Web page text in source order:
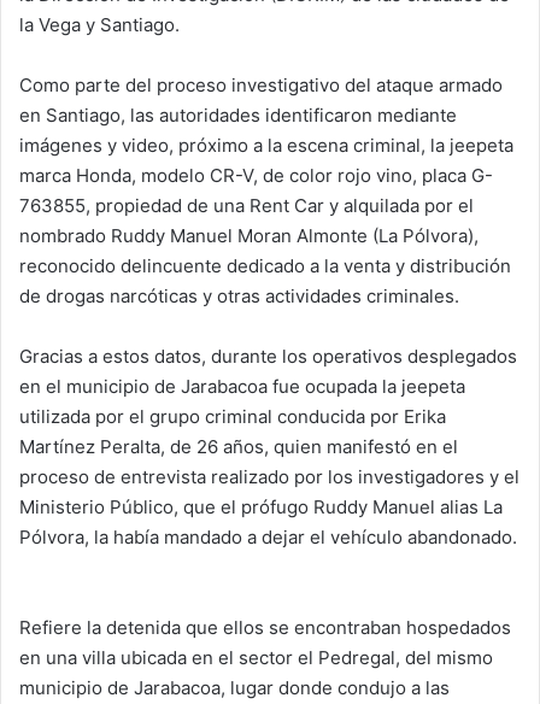
la Vega y Santiago.
Como parte del proceso investigativo del ataque armado
en Santiago, las autoridades identificaron mediante
imágenes y video, próximo a la escena criminal, la jeepeta
marca Honda, modelo CR-V, de color rojo vino, placa G-
763855, propiedad de una Rent Car y alquilada por el
nombrado Ruddy Manuel Moran Almonte (La Pólvora),
reconocido delincuente dedicado a la venta y distribución
de drogas narcóticas y otras actividades criminales.
Gracias a estos datos, durante los operativos desplegados
en el municipio de Jarabacoa fue ocupada la jeepeta
utilizada por el grupo criminal conducida por Erika
Martínez Peralta, de 26 años, quien manifestó en el
proceso de entrevista realizado por los investigadores y el
Ministerio Público, que el prófugo Ruddy Manuel alias La
Pólvora, la había mandado a dejar el vehículo abandonado.
Refiere la detenida que ellos se encontraban hospedados
en una villa ubicada en el sector el Pedregal, del mismo
municipio de Jarabacoa, lugar donde condujo a las